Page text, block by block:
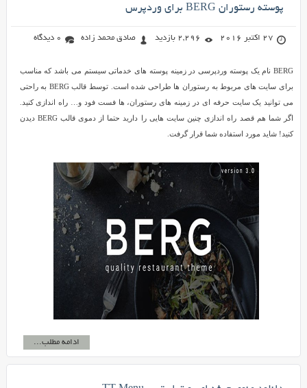
پوسته رستوران BERG برای وردپرس
27 اکتبر 2016 2,296 بازدید صادق محمد زاده 0 دیدگاه
BERG نام یک پوسته وردپرسی در زمینه پوسته های خدماتی سیستم می باشد که مناسب
برای سایت های مربوط به رستوران ها طراحی شده است. توسط قالب BERG به راحتی
می توانید یک سایت حرفه ای در زمینه های رستوران، ها فست فود و… راه اندازی کنید.
اگر شما هم قصد راه اندازی چنین سایت هایی را دارید حتما از دموی قالب BERG دیدن
کنید! شاید مورد استفاده شما قرار گرفت.
ادامه مطلب...